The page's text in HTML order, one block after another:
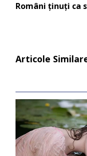
Români ținuți ca
Articole